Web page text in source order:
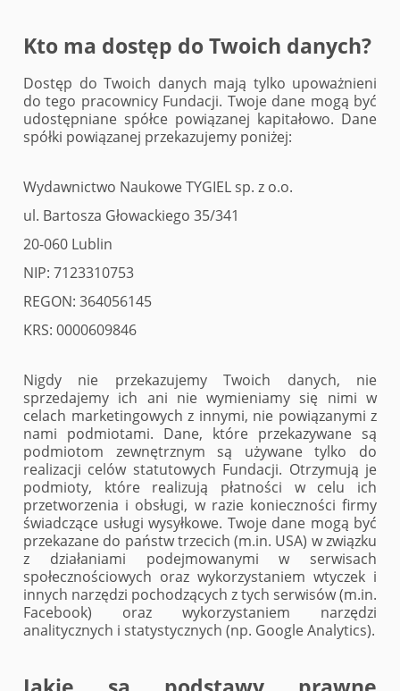
Kto ma dostęp do Twoich danych?
Dostęp do Twoich danych mają tylko upoważnieni
do tego pracownicy Fundacji. Twoje dane mogą być
udostępniane spółce powiązanej kapitałowo. Dane
spółki powiązanej przekazujemy poniżej:
Wydawnictwo Naukowe TYGIEL sp. z o.o.
ul. Bartosza Głowackiego 35/341
20-060 Lublin
NIP: 7123310753
REGON: 364056145
KRS: 0000609846
Nigdy nie przekazujemy Twoich danych, nie
sprzedajemy ich ani nie wymieniamy się nimi w
celach marketingowych z innymi, nie powiązanymi z
nami podmiotami. Dane, które przekazywane są
podmiotom zewnętrznym są używane tylko do
realizacji celów statutowych Fundacji. Otrzymują je
podmioty, które realizują płatności w celu ich
przetworzenia i obsługi, w razie konieczności firmy
świadczące usługi wysyłkowe. Twoje dane mogą być
przekazane do państw trzecich (m.in. USA) w związku
z działaniami podejmowanymi w serwisach
społecznościowych oraz wykorzystaniem wtyczek i
innych narzędzi pochodzących z tych serwisów (m.in.
Facebook) oraz wykorzystaniem narzędzi
analitycznych i statystycznych (np. Google Analytics).